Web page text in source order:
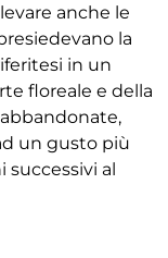
anche le
la
in un
floreale e della
un gusto più
al